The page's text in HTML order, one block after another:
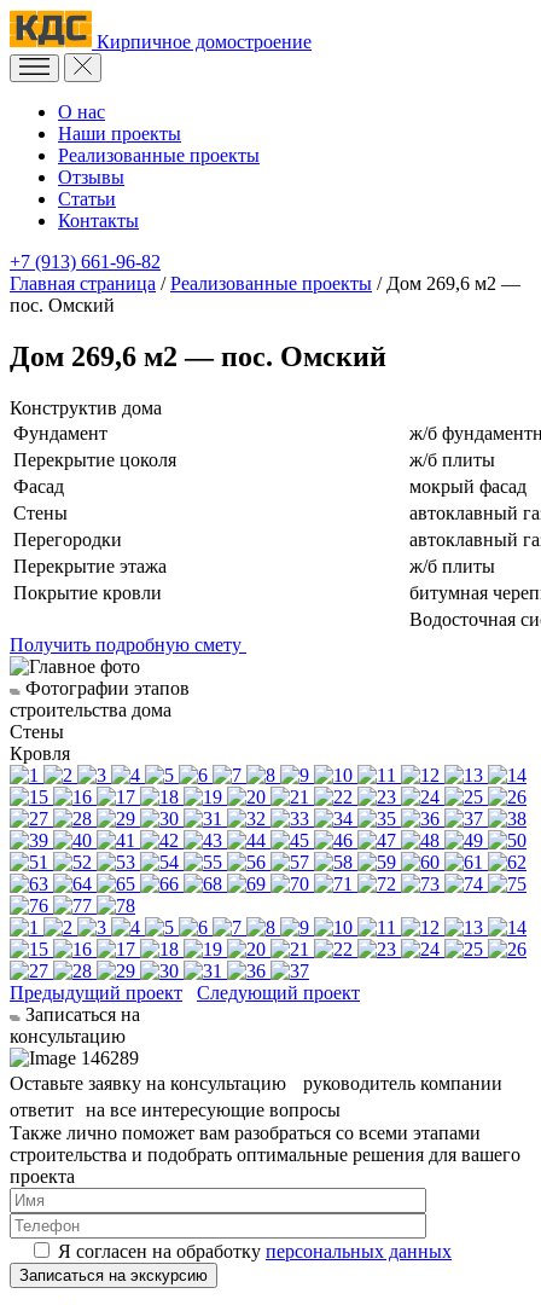
Кирпичное домостроение
О нас
Наши проекты
Реализованные проекты
Отзывы
Статьи
Контакты
+7 (913) 661-96-82
Главная страница /Реализованные проекты / Дом 269,6 м2 —
пос. Омский
Дом 269,6 м2 — пос. Омский
Конструктив дома
Фундамент
ж/б
Перекрытие цоколя
ж/б плиты
Фасад
мокрый фасад
Стены
автоклавный
Перегородки
автоклавный
Перекрытие этажа
ж/б плиты
Покрытие кровли
битумная
Водосточная
Получить подробную смету
Фотографии этапов
строительства дома
Стены
Кровля
Предыдущий проект
Следующий проект
Записаться на
консультацию
Оставьте заявку на консультацию руководитель компании
ответит на все интересующие вопросы
Также лично поможет вам разобраться со всеми этапами
строительства и подобрать оптимальные решения для вашего
проекта
Я согласен на обработку персональных данных